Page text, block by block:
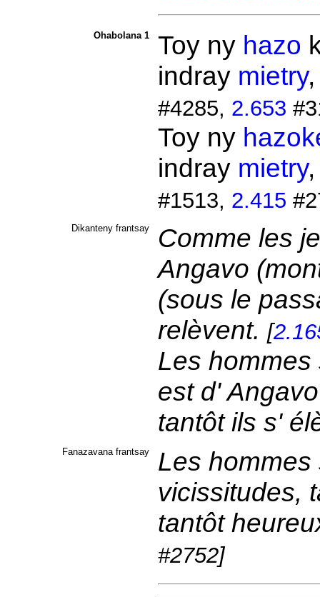
Ohabolana 1 Toy ny hazo
indray mietry
#4285, 2.653
Toy ny
indray mietry
#1513, 2.415
Dikanteny frantsay
Comme les
Angavo
(sous le
relèvent. [
Les
est d'
tantôt ils s'
Fanazavana frantsay
Les
vicissitudes,
tantôt
#2752]